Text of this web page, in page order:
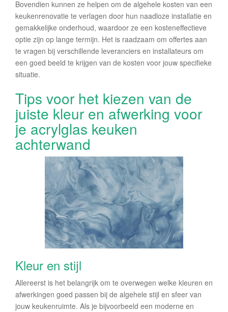
Bovendien kunnen ze helpen om de algehele kosten van een
keukenrenovatie te verlagen door hun naadloze installatie en
gemakkelijke onderhoud, waardoor ze een kosteneffectieve
optie zijn op lange termijn. Het is raadzaam om offertes aan
te vragen bij verschillende leveranciers en installateurs om
een goed beeld te krijgen van de kosten voor jouw specifieke
situatie.
Tips voor het kiezen van de
juiste kleur en afwerking voor
je acrylglas keuken
achterwand
Kleur en stijl
Allereerst is het belangrijk om te overwegen welke kleuren en
afwerkingen goed passen bij de algehele stijl en sfeer van
jouw keukenruimte. Als je bijvoorbeeld een moderne en